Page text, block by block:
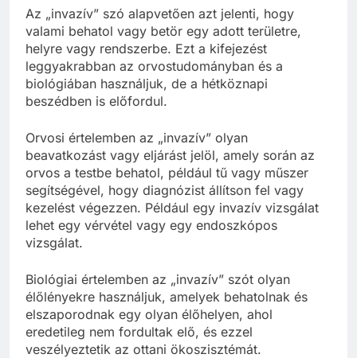
Az „invazív” szó alapvetően azt jelenti, hogy
valami behatol vagy betör egy adott területre,
helyre vagy rendszerbe. Ezt a kifejezést
leggyakrabban az orvostudományban és a
biológiában használjuk, de a hétköznapi
beszédben is előfordul.
Orvosi értelemben az „invazív” olyan
beavatkozást vagy eljárást jelöl, amely során az
orvos a testbe behatol, például tű vagy műszer
segítségével, hogy diagnózist állítson fel vagy
kezelést végezzen. Például egy invazív vizsgálat
lehet egy vérvétel vagy egy endoszkópos
vizsgálat.
Biológiai értelemben az „invazív” szót olyan
élőlényekre használjuk, amelyek behatolnak és
elszaporodnak egy olyan élőhelyen, ahol
eredetileg nem fordultak elő, és ezzel
veszélyeztetik az ottani ökoszisztémát.